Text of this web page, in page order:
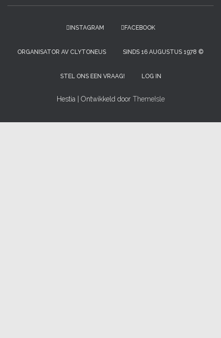
INSTAGRAM FACEBOOK
ORGANISATOR AV CLYTONEUS SINDS 16 AUGUSTUS 1978 ©
STEL ONS EEN VRAAG! LOG IN
Hestia | Ontwikkeld door ThemeIsle